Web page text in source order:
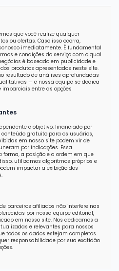
que você realize qualquer
ou ofertas. Caso isso ocorra,
imediatamente. É fundamental
e condições do serviço com o qual
é baseado em publicidade e
produtos apresentados neste site.
resultado de análises aprofundadas
— e nossa equipe se dedica
imparciais entre as opções
e objetivo, financiado por
gratuito para os usuários,
em nosso site podem vir de
por indicações. Essa
a posição e a ordem em que
utilizamos algoritmos próprios e
impactar a exibição dos
parceiros afiliados não interfere nas
por nossa equipe editorial,
em nosso site. Nos dedicamos a
e relevantes para nossos
todos os dados estejam completos.
responsabilidade por sua exatidão